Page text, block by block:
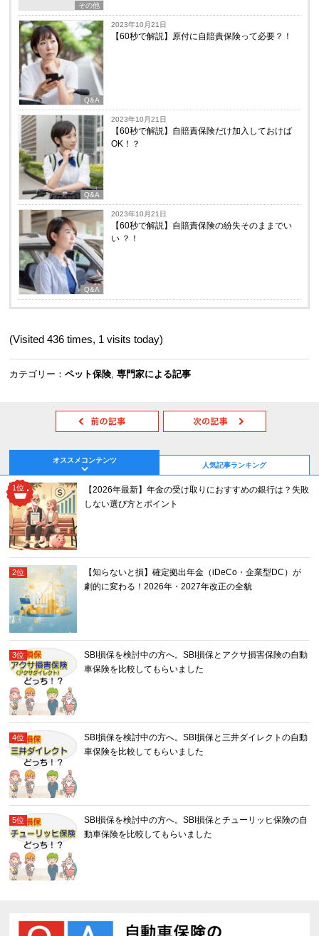
その他
Q&A
2023年10月21日
【60秒で解説】原付に自賠責保険って必要？！
Q&A
2023年10月21日
【60秒で解説】自賠責保険だけ加入しておけば
OK！？
Q&A
2023年10月21日
【60秒で解説】自賠責保険の紛失そのままでい
い ？！
(Visited 436 times, 1 visits today)
カテゴリー：ペット保険 ,専門家による記事
ゲ
ー
オススメコンテンツ
人気記事ランキング
【2026年最新】年金の受け取りにおすすめの銀行は？失敗
しない選び方とポイント
【知らないと損】確定拠出年金（iDeCo・企業型DC）が
劇的に変わる！2026年・2027年改正の全貌
SBI損保を検討中の方へ。SBI損保とアクサ損害保険の自動
車保険を比較してもらいました
SBI損保を検討中の方へ。SBI損保と三井ダイレクトの自動
車保険を比較してもらいました
SBI損保を検討中の方へ。SBI損保とチューリッヒ保険の自
動車保険を比較してもらいました